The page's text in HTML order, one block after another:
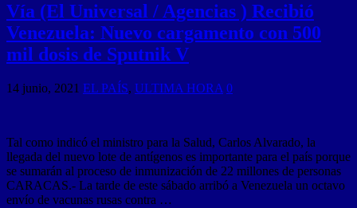
Vía (El Universal / Agencias ) Recibió
Venezuela: Nuevo cargamento con 500
mil dosis de Sputnik V
14 junio, 2021 EL PAÍS, ULTIMA HORA 0
Tal como indicó el ministro para la Salud, Carlos Alvarado, la
llegada del nuevo lote de antígenos es importante para el país porque
se sumarán al proceso de inmunización de 22 millones de personas
CARACAS.- La tarde de este sábado arribó a Venezuela un octavo
envío de vacunas rusas contra …